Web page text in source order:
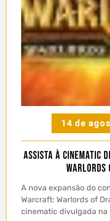
14 de
Assista à cinematic
Warlords
A nova expansão do
Warcraft: Warlords of
cinematic divulgada na